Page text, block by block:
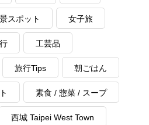
スポット 女子旅
工芸品
旅行Tips 朝ごはん
素食 / 惣菜 / スープ
西城 Taipei West Town